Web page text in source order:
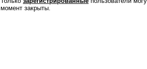
момент закрыты.